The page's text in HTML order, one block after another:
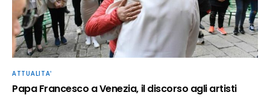
ATTUALITA'
Papa Francesco a Venezia, il discorso agli artisti